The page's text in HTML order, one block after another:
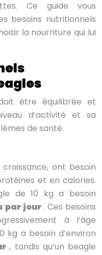
Ce guide vous
besoins nutritionnels
la nourriture qui lui
être équilibrée et
d’activité et sa
de santé.
ont besoin
et en calories.
de 10 kg a besoin
par jour . Ces besoins
à l’âge
kg a besoin d’environ
, tandis qu’un beagle